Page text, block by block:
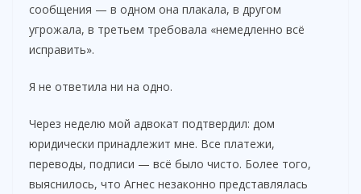
сообщения — в одном она плакала, в другом
угрожала, в третьем требовала «немедленно всё
исправить».
Я не ответила ни на одно.
Через неделю мой адвокат подтвердил: дом
юридически принадлежит мне. Все платежи,
переводы, подписи — всё было чисто. Более того,
выяснилось, что Агнес незаконно представлялась